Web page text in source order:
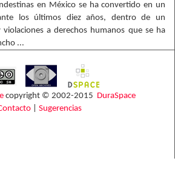
en México se ha convertido en un
los últimos diez años, dentro de un
a derechos humanos que se ha
...
copyright © 2002-2015 DuraSpace
| Sugerencias